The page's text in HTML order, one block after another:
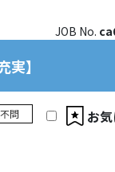
JOB No.
】
問
お